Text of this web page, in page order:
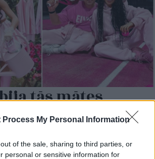
Process My Personal Information
of the sale, sharing to third parties, or
personal or sensitive information for
tās mātes
Didrihsone
laiku pēc dēla